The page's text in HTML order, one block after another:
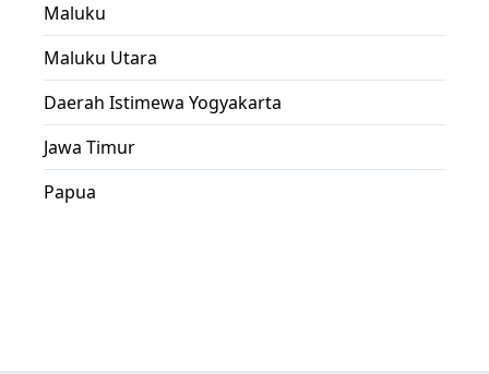
Maluku
Maluku Utara
Daerah Istimewa Yogyakarta
Jawa Timur
Papua